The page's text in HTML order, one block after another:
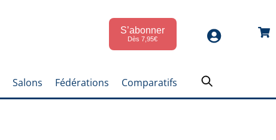
S’abonner
Dès 7,95€
Salons Fédérations Comparatifs